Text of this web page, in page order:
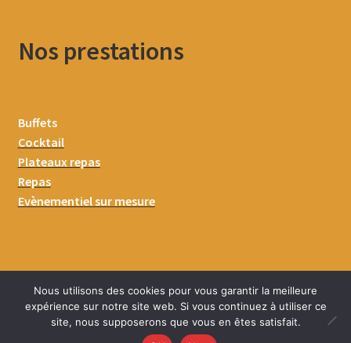
Nos prestations
Buffets
Cocktail
Plateaux repas
Repas
Evènementiel sur mesure
Nous utilisons des cookies pour vous garantir la meilleure
expérience sur notre site web. Si vous continuez à utiliser ce
site, nous supposerons que vous en êtes satisfait.